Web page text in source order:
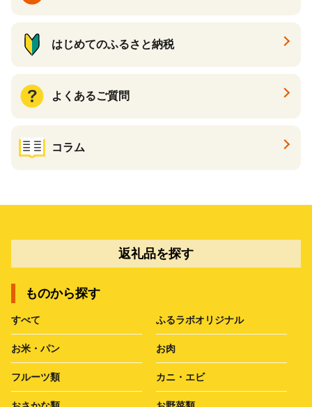
はじめてのふるさと納税
よくあるご質問
コラム
返礼品を探す
ものから探す
すべて ふるラボオリジナル
お米・パン お肉
フルーツ類 カニ・エビ